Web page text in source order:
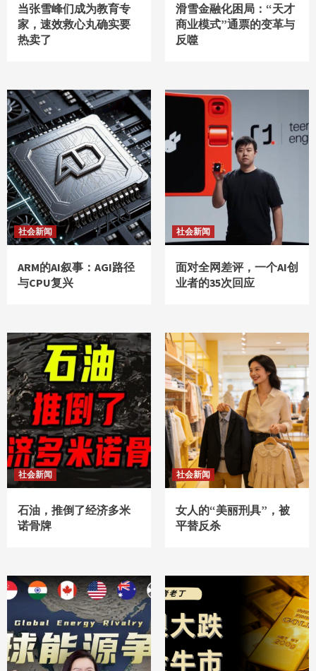
当张雪峰们成为教育专
家，速效救心丸确实要
热卖了
滑雪金融化困局：“天才
商业模式”通票的变革与
反噬
社会新闻
ARM的AI叙事：AGI路径
与CPU复兴
社会新闻
面对全网差评，一个AI创
业者的35次回应
社会新闻
石油，推倒了经济多米
诺骨牌
社会新闻
女人的“美丽刑具”，被
平替反杀